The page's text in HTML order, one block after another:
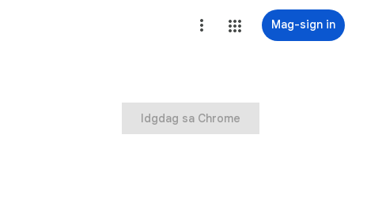
Mag-sign in
Idgdag sa Chrome